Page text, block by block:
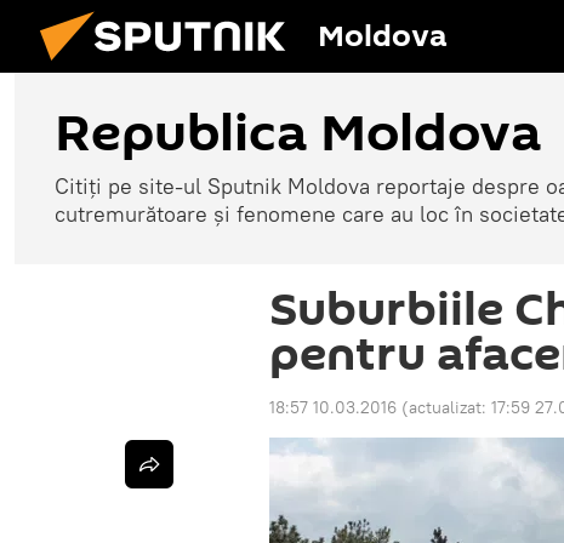
Moldova
Republica Moldova
Citiți pe site-ul Sputnik Moldova reportaje despre
cutremurătoare și fenomene care au loc în
Suburbiile
pentru
18:57 10.03.2016 (actualizat: 17:59